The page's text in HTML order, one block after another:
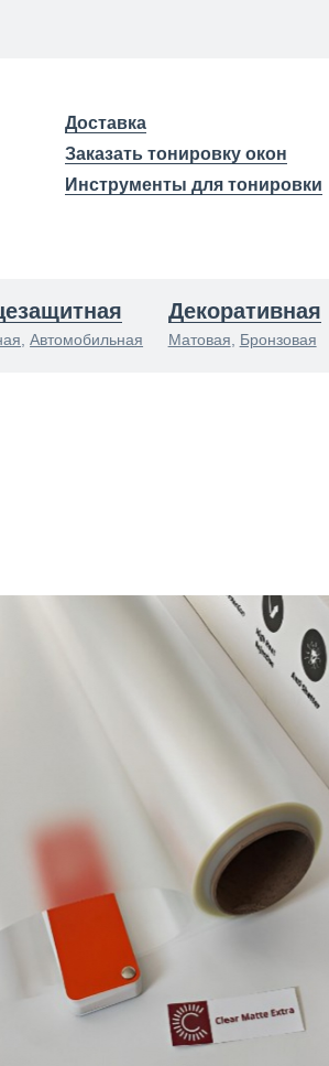
Доставка
Заказать тонировку окон
Инструменты для тонировки
,Автомобильная
Декоративная
Матовая Бронзовая